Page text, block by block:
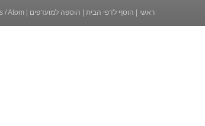
ראשי הוסף לדפי הבית הוספה למועדפים /Atom